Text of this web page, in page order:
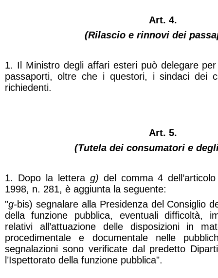
Art. 4.
(Rilascio e rinnovi dei
1. Il Ministro degli affari esteri può delegare
passaporti, oltre che i questori, i sindaci dei
richiedenti.
Art. 5.
(Tutela dei consumatori e
1. Dopo la lettera g) del comma 4
1998, n. 281, è aggiunta la seguente:
"g-bis) segnalare alla Presidenza del Consiglio
della funzione pubblica, eventuali difficoltà,
relativi all’attuazione delle disposizioni in
procedimentale e documentale nelle
segnalazioni sono verificate dal predetto
l’Ispettorato della funzione pubblica".